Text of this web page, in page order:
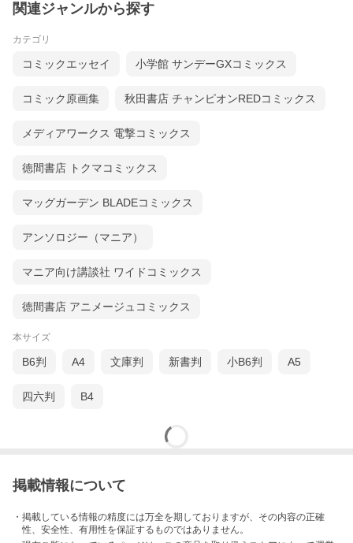
関連ジャンルから探す
カテゴリ
コミックエッセイ 小学館 サンデーGXコミックス
コミック原画集 秋田書店 チャンピオンREDコミックス
メディアワークス 電撃コミックス
徳間書店 トクマコミックス
マッグガーデン BLADEコミックス
アンソロジー（マニア）
マニア向け講談社 ワイドコミックス
徳間書店 アニメージュコミックス
本サイズ
B6判 A4 文庫判 新書判 小B6判 A5
四六判 B4
掲載情報について
・掲載している情報の精度には万全を期しておりますが、その内容の正確
性、安全性、有用性を保証するものではありません。